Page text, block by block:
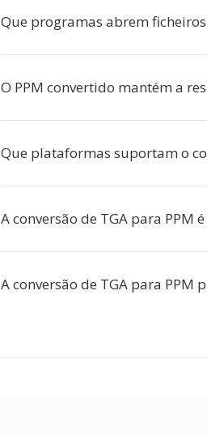
Que programas abrem ficheiros
O PPM convertido mantém a
Que plataformas suportam o
A conversão de TGA para PPM
A conversão de TGA para PPM